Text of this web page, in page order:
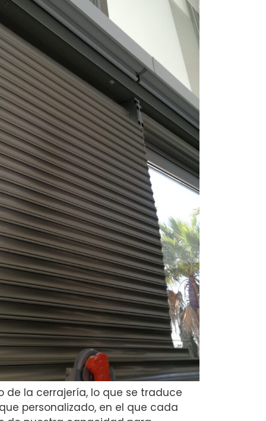
la cerrajería, lo que se traduce
personalizado, en el que cada